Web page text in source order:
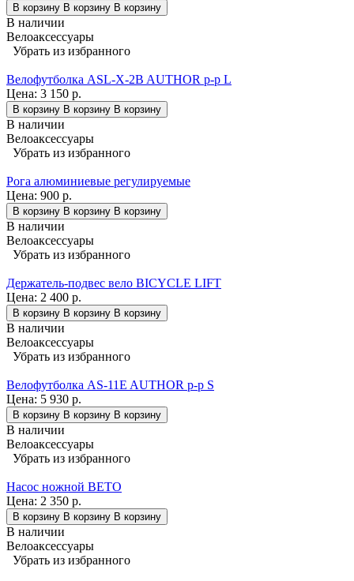
В корзину В корзину В корзину
В наличии
Велоаксессуары
Убрать из избранного
Велофутболка ASL-X-2B AUTHOR р-р L
Цена: 3 150 р.
В корзину В корзину В корзину
В наличии
Велоаксессуары
Убрать из избранного
Рога алюминиевые регулируемые
Цена: 900 р.
В корзину В корзину В корзину
В наличии
Велоаксессуары
Убрать из избранного
Держатель-подвес вело BICYCLE LIFT
Цена: 2 400 р.
В корзину В корзину В корзину
В наличии
Велоаксессуары
Убрать из избранного
Велофутболка AS-11E AUTHOR р-р S
Цена: 5 930 р.
В корзину В корзину В корзину
В наличии
Велоаксессуары
Убрать из избранного
Насос ножной BETO
Цена: 2 350 р.
В корзину В корзину В корзину
В наличии
Велоаксессуары
Убрать из избранного